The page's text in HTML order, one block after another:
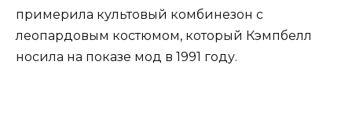
примерила культовый комбинезон с
леопардовым костюмом, который Кэмпбелл
носила на показе мод в 1991 году.